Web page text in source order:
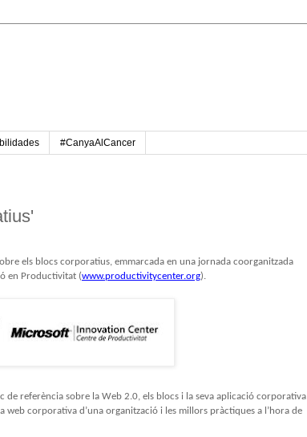
#CanyaAlCancer
els blocs corporatius, emmarcada en una jornada coorganitzada
en Productivitat (www.productivitycenter.org).
de referència sobre la Web 2.0, els blocs i la seva aplicació corporativa
corporativa d’una organització i les millors pràctiques a l’hora de